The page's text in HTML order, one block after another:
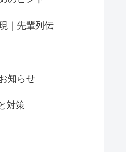
｜先輩列伝
知らせ
対策